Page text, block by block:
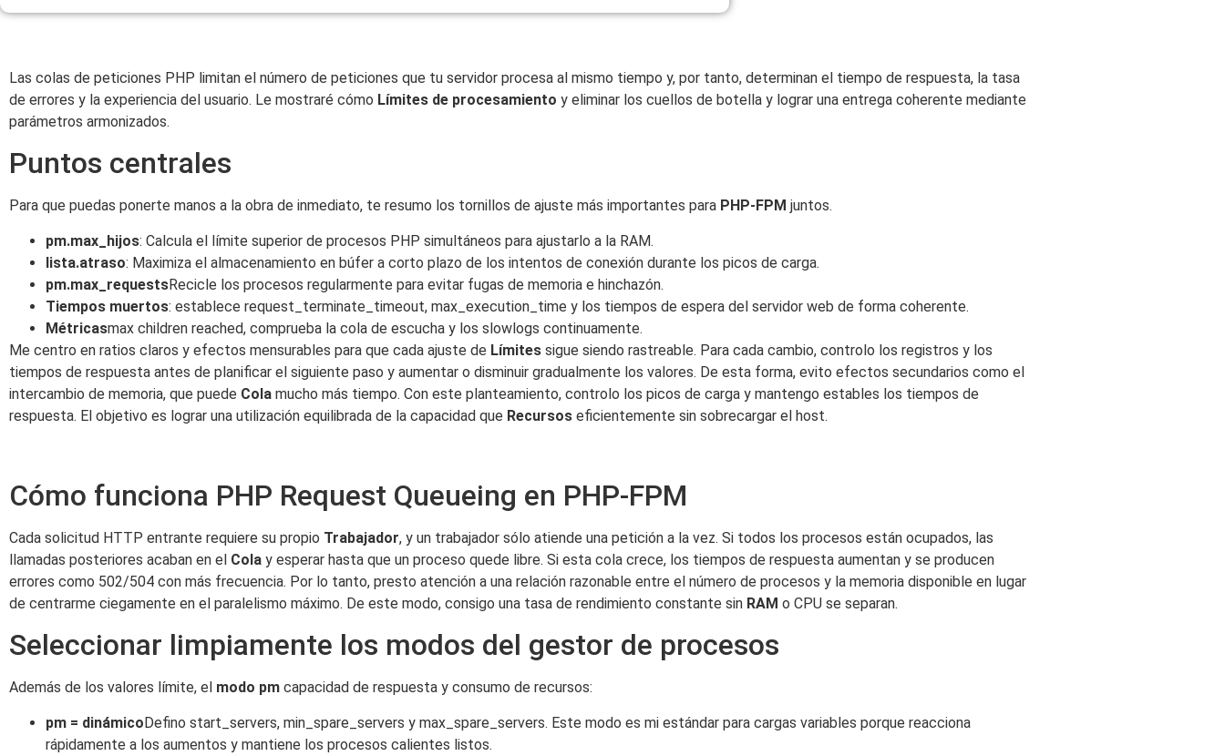
Las colas de peticiones PHP limitan el número de peticiones que tu servidor procesa al mismo tiempo y, por tanto, determinan el tiempo de respuesta, la tasa
de errores y la experiencia del usuario. Le mostraré cómo Límites de procesamiento y eliminar los cuellos de botella y lograr una entrega coherente mediante
parámetros armonizados.
Puntos centrales
Para que puedas ponerte manos a la obra de inmediato, te resumo los tornillos de ajuste más importantes para PHP-FPM juntos.
pm.max_hijos: Calcula el límite superior de procesos PHP simultáneos para ajustarlo a la RAM.
lista.atraso: Maximiza el almacenamiento en búfer a corto plazo de los intentos de conexión durante los picos de carga.
pm.max_requestsRecicle los procesos regularmente para evitar fugas de memoria e hinchazón.
Tiempos muertos: establece request_terminate_timeout, max_execution_time y los tiempos de espera del servidor web de forma coherente.
Métricasmax children reached, comprueba la cola de escucha y los slowlogs continuamente.
Me centro en ratios claros y efectos mensurables para que cada ajuste de Límites sigue siendo rastreable. Para cada cambio, controlo los registros y los
tiempos de respuesta antes de planificar el siguiente paso y aumentar o disminuir gradualmente los valores. De esta forma, evito efectos secundarios como el
intercambio de memoria, que puede Cola mucho más tiempo. Con este planteamiento, controlo los picos de carga y mantengo estables los tiempos de
respuesta. El objetivo es lograr una utilización equilibrada de la capacidad que Recursos eficientemente sin sobrecargar el host.
Cómo funciona PHP Request Queueing en PHP-FPM
Cada solicitud HTTP entrante requiere su propio Trabajador, y un trabajador sólo atiende una petición a la vez. Si todos los procesos están ocupados, las
llamadas posteriores acaban en el Cola y esperar hasta que un proceso quede libre. Si esta cola crece, los tiempos de respuesta aumentan y se producen
errores como 502/504 con más frecuencia. Por lo tanto, presto atención a una relación razonable entre el número de procesos y la memoria disponible en lugar
de centrarme ciegamente en el paralelismo máximo. De este modo, consigo una tasa de rendimiento constante sin RAM o CPU se separan.
Seleccionar limpiamente los modos del gestor de procesos
Además de los valores límite, el modo pm capacidad de respuesta y consumo de recursos:
pm = dinámicoDefino start_servers, min_spare_servers y max_spare_servers. Este modo es mi estándar para cargas variables porque reacciona
rápidamente a los aumentos y mantiene los procesos calientes listos.